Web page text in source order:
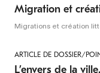
Migration et
Migrations et création
ARTICLE DE DOSSIER/
L’envers de la